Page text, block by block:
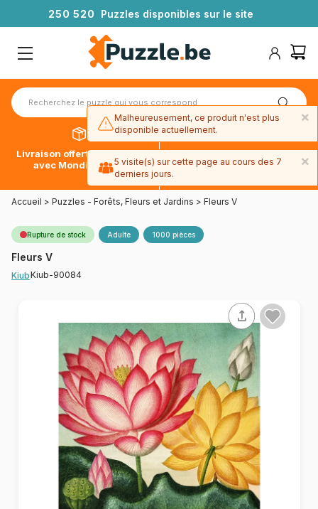
250 520 Puzzles disponibles sur le site
Livraison offerte dès 39€*
avec Mondial Relay
Paiement en 4x sans frais
avec Paypal
Accueil > Puzzles - Forêts, Fleurs et Jardins > Fleurs V
Rupture de stock Adulte 1000 pièces
Fleurs V
KiubKiub-90084
×
Malheureusement, ce produit n'est plus
disponible actuellement.
×
5 visite(s) sur cette page au cours des 7
derniers jours.